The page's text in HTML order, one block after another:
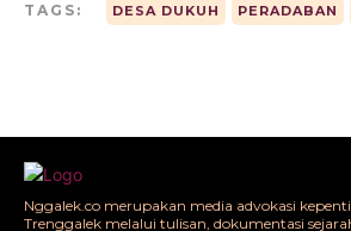
TAGS: DESA DUKUH PERADABAN
Nggalek.co merupakan media advokasi
Trenggalek melalui tulisan, dokumentasi